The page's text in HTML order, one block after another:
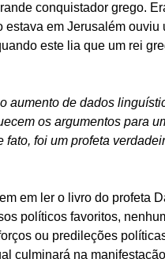
conquistador grego.
em Jerusalém ouviu
este lia que um rei
aumento de dados
os argumentos para
foi um profeta
em ler o livro do profeta
políticos favoritos,
ou predileções
culminará na